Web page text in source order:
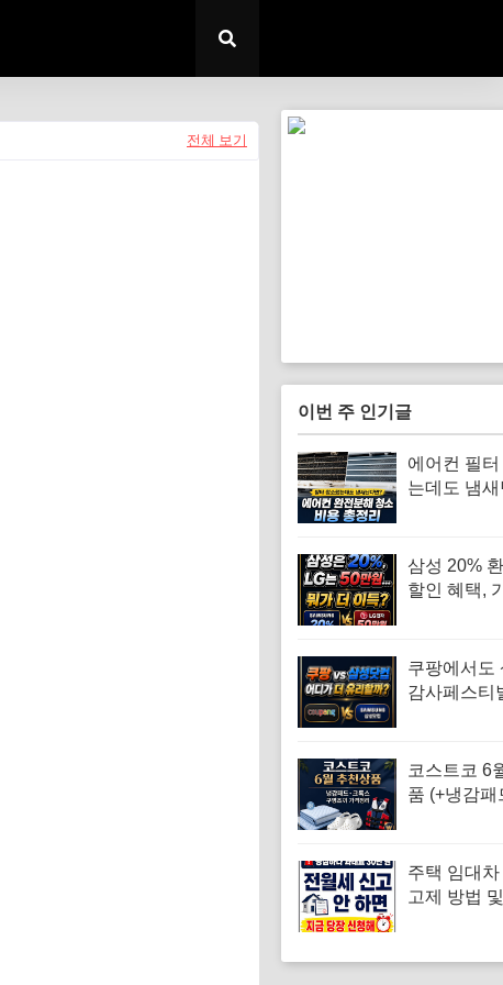
전체 보기
이번 주 인기글
에어컨 필
는데도 냄
삼성 20%
할인 혜택,
쿠팡에서도
감사페스티
코스트코 6
품 (+냉감패
주택 임대
고제 방법
증 발급)